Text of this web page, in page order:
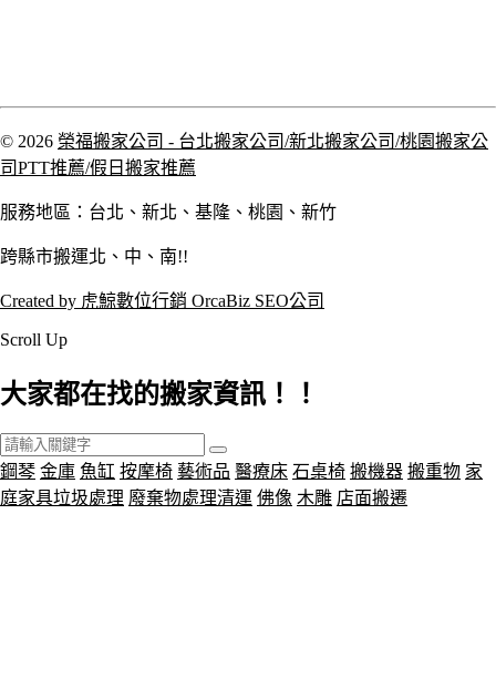
© 2026 榮福搬家公司 - 台北搬家公司/新北搬家公司/桃園搬家公
司PTT推薦/假日搬家推薦
服務地區：台北、新北、基隆、桃園、新竹
跨縣市搬運北、中、南!!
Created by 虎鯨數位行銷 OrcaBiz SEO公司
Scroll Up
大家都在找的搬家資訊！！
鋼琴 金庫 魚缸 按摩椅 藝術品 醫療床 石桌椅 搬機器 搬重物 家
庭家具垃圾處理 廢棄物處理清運 佛像 木雕 店面搬遷